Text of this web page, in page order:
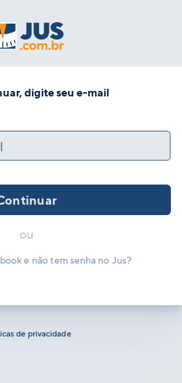
digite seu e-mail
ou
e não tem senha no Jus?
de privacidade